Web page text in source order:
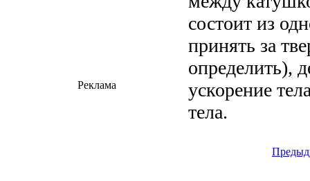
состоит из
принять за
определить),
ускорение
тела.
Реклама